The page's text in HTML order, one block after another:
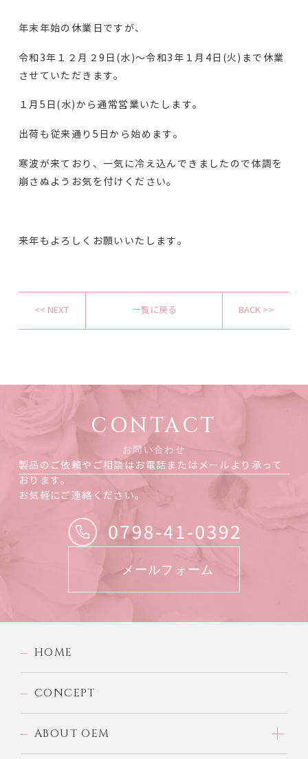
年末年始の休業日ですが、
令和3年１２月２9日(水)～令和3年１月4日(火)まで休業
させていただきます。
１月5日(水)から通常営業いたします。
出荷も従来通り5日から始めます。
寒波が来ており、一気に冷え込んできましたので体調を
崩さぬようお気を付けください。
来年もよろしくお願いいたします。
<< NEXT 一覧に戻る BACK >>
CONTACT
お問い合わせ
製品のご依頼やご相談はお電話またはメールより承って
おります。
お気軽にご連絡ください。
メールフォーム
HOME
CONCEPT
ABOUT OEM